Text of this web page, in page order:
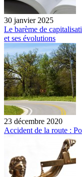
30 janvier 2025
Le barème de
et ses évolutions
23 décembre 2020
Accident de la route :